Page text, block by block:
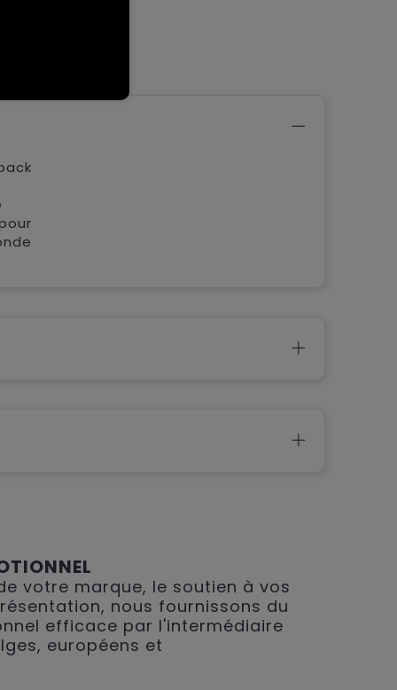
votre marque, le soutien à vos
nous fournissons du
efficace par l'intermédiaire
européens et